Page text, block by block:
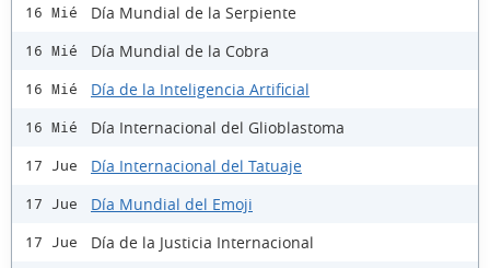
16 Mié Día Mundial de la Serpiente
16 Mié Día Mundial de la Cobra
16 Mié Día de la Inteligencia Artificial
16 Mié Día Internacional del Glioblastoma
17 Jue Día Internacional del Tatuaje
17 Jue Día Mundial del Emoji
17 Jue Día de la Justicia Internacional